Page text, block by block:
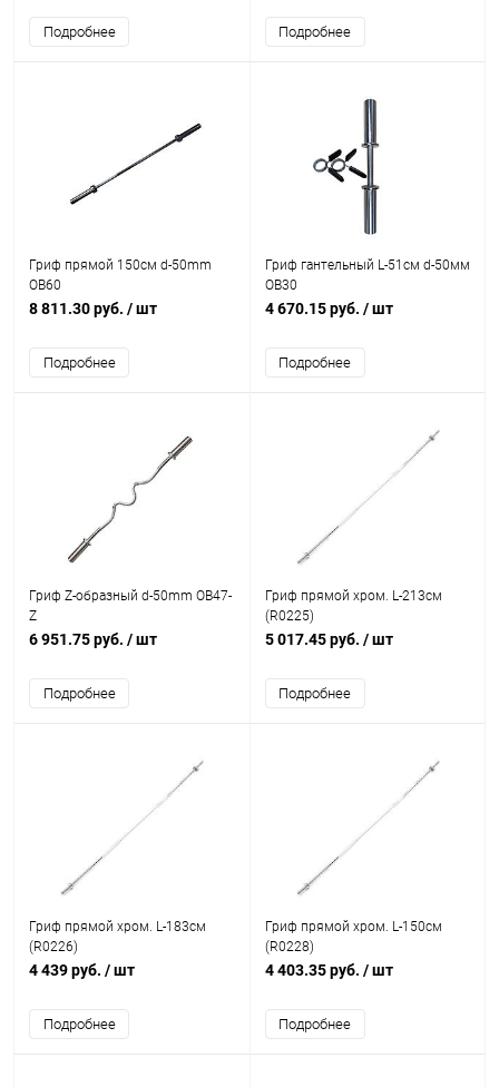
Подробнее Подробнее
Гриф прямой 150см d-50mm
OB60
8 811.30 руб. / шт
Подробнее
Гриф гантельный L-51см d-50мм
OB30
4 670.15 руб. / шт
Подробнее
Гриф Z-образный d-50mm OB47-
Z
6 951.75 руб. / шт
Подробнее
Гриф прямой хром. L-213см
(R0225)
5 017.45 руб. / шт
Подробнее
Гриф прямой хром. L-183см
(R0226)
4 439 руб. / шт
Подробнее
Гриф прямой хром. L-150см
(R0228)
4 403.35 руб. / шт
Подробнее